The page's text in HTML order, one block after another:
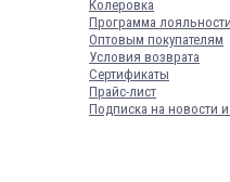
Колеровка
Программа лояльности
Оптовым покупателям
Условия возврата
Сертификаты
Прайс-лист
Подписка на новости